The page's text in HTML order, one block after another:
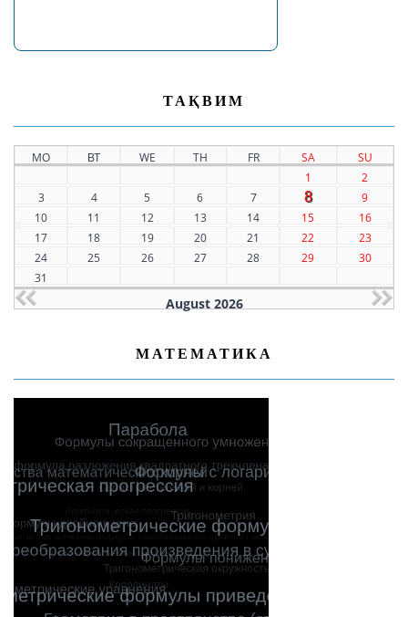
ТАҚВИМ
MO ВТ WE TH FR SA
SU
1
2
3
4 5 6 7 8
9
10
11 12 13 14 15
16
17
18 19 20 21 22
23
24
25 26 27 28 29
30
31
August 2026
МАТЕМАТИКА